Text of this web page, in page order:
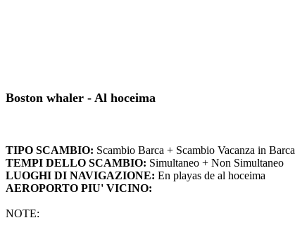
Boston whaler - Al hoceima
TIPO SCAMBIO: Scambio Barca + Scambio Vacanza in Barca
TEMPI DELLO SCAMBIO: Simultaneo + Non Simultaneo
LUOGHI DI NAVIGAZIONE: En playas de al hoceima
AEROPORTO PIU' VICINO:
NOTE: